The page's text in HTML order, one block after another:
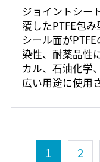
ジョイントシー
覆したPTFE包み
シール面が
染性、耐薬品性
カル、石油化学
広い用途に使用
1 2